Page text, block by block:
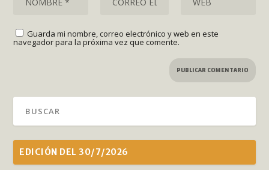
Guarda mi nombre, correo electrónico y web en este
navegador para la próxima vez que comente.
EDICIÓN DEL 30/7/2026